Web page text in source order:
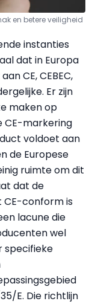
en betere veiligheid
instanties
dat in Europa
CE, CEBEC,
Er zijn
maken op
CE-markering
voldoet aan
de Europese
ruimte om dit
dat de
conform is
lacune die
wel
specifieke
E. Die richtlijn